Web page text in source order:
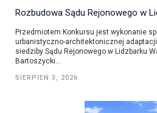
Rozbudowa Sądu Rejonowego w
Przedmiotem Konkursu jest wykonanie
urbanistyczno-architektonicznej
siedziby Sądu Rejonowego w Lidzbarku
Bartoszycki...
SIERPIEŃ 3, 2026